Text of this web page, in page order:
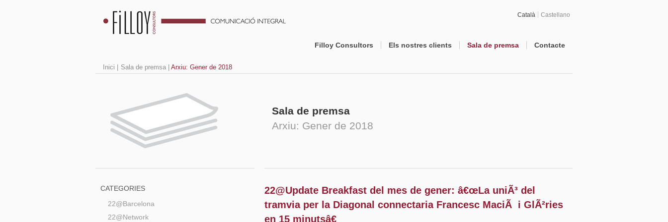
Català Castellano
Filloy Consultors Els nostres clients Sala de premsa Contacte
Inici Sala de premsa Arxiu: Gener de 2018
Sala de premsa
Arxiu: Gener de 2018
CATEGORIES
22@Barcelona
22@Network
22@Update Breakfast del mes de gener: â€œLa uniÃ³ del
tramvia per la Diagonal connectaria Francesc MaciÃ i GlÃ²ries
en 15 minutsâ€